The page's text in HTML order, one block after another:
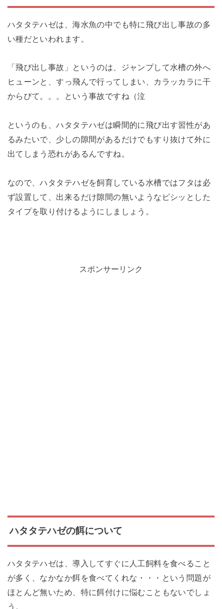
ハタタテハゼは、海水魚の中でも特に飛び出し事故の多
い種だといわれます。
「飛び出し事故」というのは、ジャンプして水槽の外へ
ヒューンと、すっ飛んで行ってしまい、カラッカラに干
からびて。。。という事故ですね（泣
というのも、ハタタテハゼは瞬間的に飛び出す習性があ
るみたいで、少しの隙間があるだけでもすり抜けて外に
出てしまう恐れがあるんですね。
なので、ハタタテハゼを飼育している水槽ではフタは必
ず設置して、出来るだけ隙間の無いようなピシッとした
タイプを取り付けるようにしましょう。
スポンサーリンク
ハタタテハゼの餌について
ハタタテハゼは、導入してすぐに人工飼料を食べること
が多く、なかなか餌を食べてくれな・・・という問題が
ほとんど無いため、特に餌付けに悩むこともないでしょ
う。